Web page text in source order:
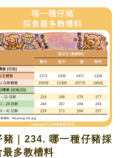
豬｜234. 哪一種仔豬採
最多教槽料